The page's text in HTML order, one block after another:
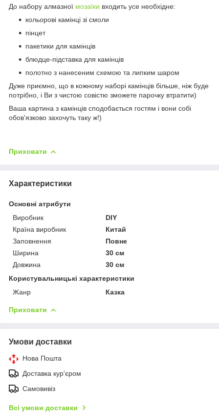
До набору алмазної мозаїки входить усе необхідне:
кольорові камінці зі смоли
пінцет
пакетики для камінців
блюдце-підставка для камінців
полотно з нанесеним схемою та липким шаром
Дуже приємно, що в кожному наборі камінців більше, ніж буде
потрібно, і Ви з чистою совістю зможете парочку втратити)
Ваша картина з камінців сподобається гостям і вони собі
обов'язково захочуть таку ж!)
Приховати
Характеристики
Основні атрибути
Виробник
DIY
Країна виробник
Китай
Заповнення
Повне
Ширина
30 см
Довжина
30 см
Користувальницькі характеристики
Жанр
Казка
Приховати
Умови доставки
Нова Пошта
Доставка кур'єром
Самовивіз
Всі умови доставки